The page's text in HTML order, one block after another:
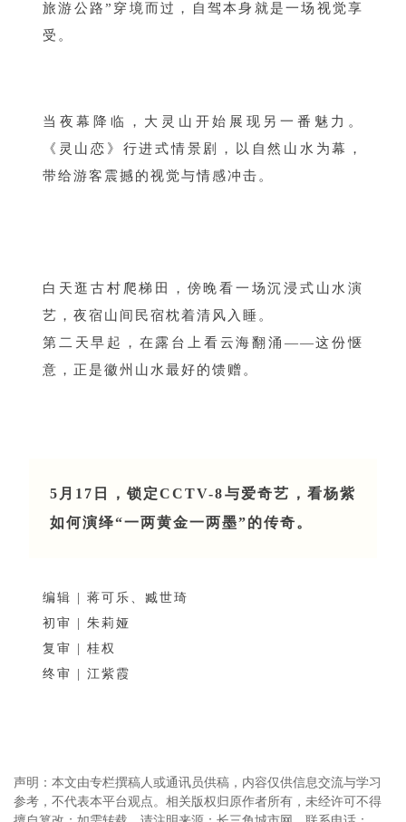
旅游公路”穿境而过，自驾本身就是一场视觉享
受。
当夜幕降临，大灵山开始展现另一番魅力。
《灵山恋》行进式情景剧，以自然山水为幕，
带给游客震撼的视觉与情感冲击。
白天逛古村爬梯田，傍晚看一场沉浸式山水演
艺，夜宿山间民宿枕着清风入睡。
第二天早起，在露台上看云海翻涌——这份惬
意，正是徽州山水最好的馈赠。
5月17日，锁定CCTV-8与爱奇艺，看杨紫
如何演绎“一两黄金一两墨”的传奇。
编辑 | 蒋可乐、臧世琦
初审 | 朱莉娅
复审 | 桂权
终审 | 江紫霞
声明：本文由专栏撰稿人或通讯员供稿，内容仅供信息交流与学习
参考，不代表本平台观点。相关版权归原作者所有，未经许可不得